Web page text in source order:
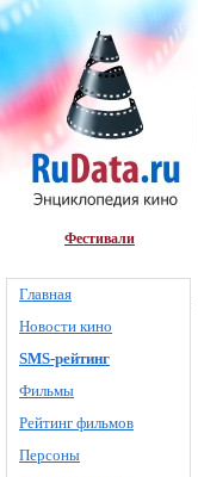
Фестивали
Главная
Новости кино
SMS-рейтинг
Фильмы
Рейтинг фильмов
Персоны